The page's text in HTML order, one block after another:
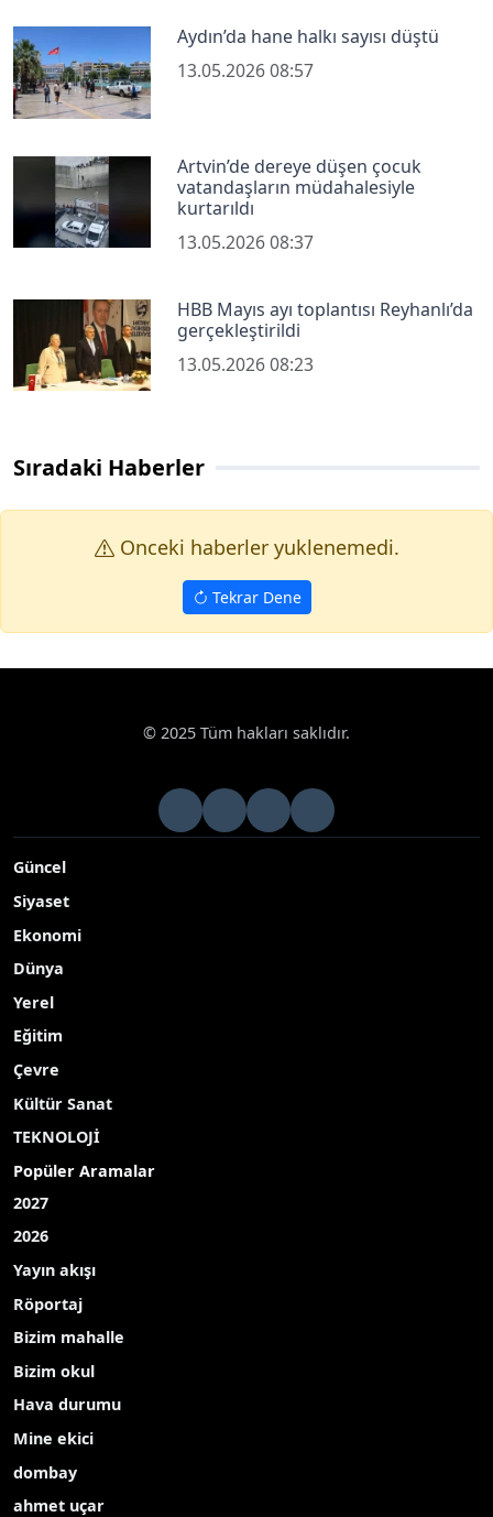
Aydın’da hane halkı sayısı düştü
13.05.2026 08:57
Artvin’de dereye düşen çocuk
vatandaşların müdahalesiyle
kurtarıldı
13.05.2026 08:37
HBB Mayıs ayı toplantısı Reyhanlı’da
gerçekleştirildi
13.05.2026 08:23
Sıradaki Haberler
Onceki haberler yuklenemedi.
Tekrar Dene
© 2025 Tüm hakları saklıdır.
Güncel
Siyaset
Ekonomi
Dünya
Yerel
Eğitim
Çevre
Kültür Sanat
TEKNOLOJİ
Popüler Aramalar
2027
2026
Yayın akışı
Röportaj
Bizim mahalle
Bizim okul
Hava durumu
Mine ekici
dombay
ahmet uçar